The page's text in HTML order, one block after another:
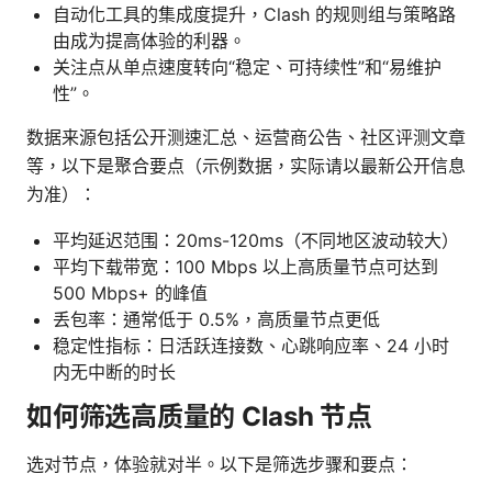
自动化工具的集成度提升，Clash 的规则组与策略路
由成为提高体验的利器。
关注点从单点速度转向“稳定、可持续性”和“易维护
性”。
数据来源包括公开测速汇总、运营商公告、社区评测文章
等，以下是聚合要点（示例数据，实际请以最新公开信息
为准）：
平均延迟范围：20ms-120ms（不同地区波动较大）
平均下载带宽：100 Mbps 以上高质量节点可达到
500 Mbps+ 的峰值
丢包率：通常低于 0.5%，高质量节点更低
稳定性指标：日活跃连接数、心跳响应率、24 小时
内无中断的时长
如何筛选高质量的 Clash 节点
选对节点，体验就对半。以下是筛选步骤和要点：